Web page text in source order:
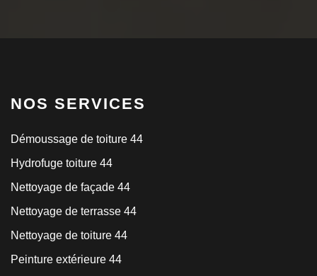
NOS SERVICES
Démoussage de toiture 44
Hydrofuge toiture 44
Nettoyage de façade 44
Nettoyage de terrasse 44
Nettoyage de toiture 44
Peinture extérieure 44